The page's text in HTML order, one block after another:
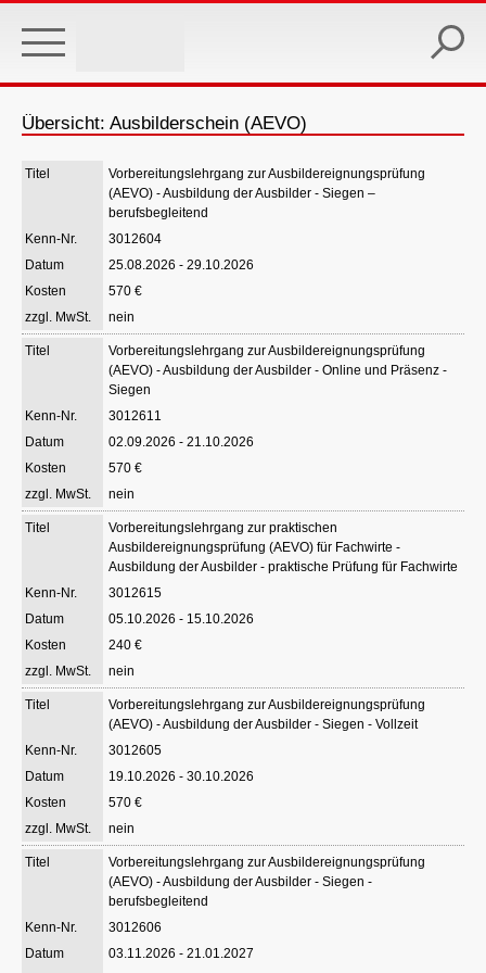
main
Übersicht: Ausbilderschein (AEVO)
Vorbereitungslehrgang zur Ausbildereignungsprüfung
(AEVO) - Ausbildung der Ausbilder - Siegen –
berufsbegleitend
3012604
25.08.2026 - 29.10.2026
570 €
nein
Vorbereitungslehrgang zur Ausbildereignungsprüfung
(AEVO) - Ausbildung der Ausbilder - Online und Präsenz -
Siegen
3012611
02.09.2026 - 21.10.2026
570 €
nein
Vorbereitungslehrgang zur praktischen
Ausbildereignungsprüfung (AEVO) für Fachwirte -
Ausbildung der Ausbilder - praktische Prüfung für Fachwirte
3012615
05.10.2026 - 15.10.2026
240 €
nein
Vorbereitungslehrgang zur Ausbildereignungsprüfung
(AEVO) - Ausbildung der Ausbilder - Siegen - Vollzeit
3012605
19.10.2026 - 30.10.2026
570 €
nein
Vorbereitungslehrgang zur Ausbildereignungsprüfung
(AEVO) - Ausbildung der Ausbilder - Siegen -
berufsbegleitend
3012606
03.11.2026 - 21.01.2027